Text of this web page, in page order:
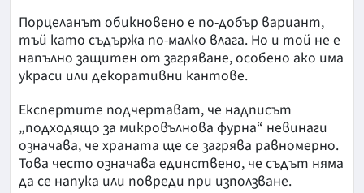
Порцеланът обикновено е по-добър вариант,
тъй като съдържа по-малко влага. Но и той не е
напълно защитен от загряване, особено ако има
украси или декоративни кантове.
Експертите подчертават, че надписът
„подходящо за микровълнова фурна“ невинаги
означава, че храната ще се загрява равномерно.
Това често означава единствено, че съдът няма
да се напука или повреди при използване.